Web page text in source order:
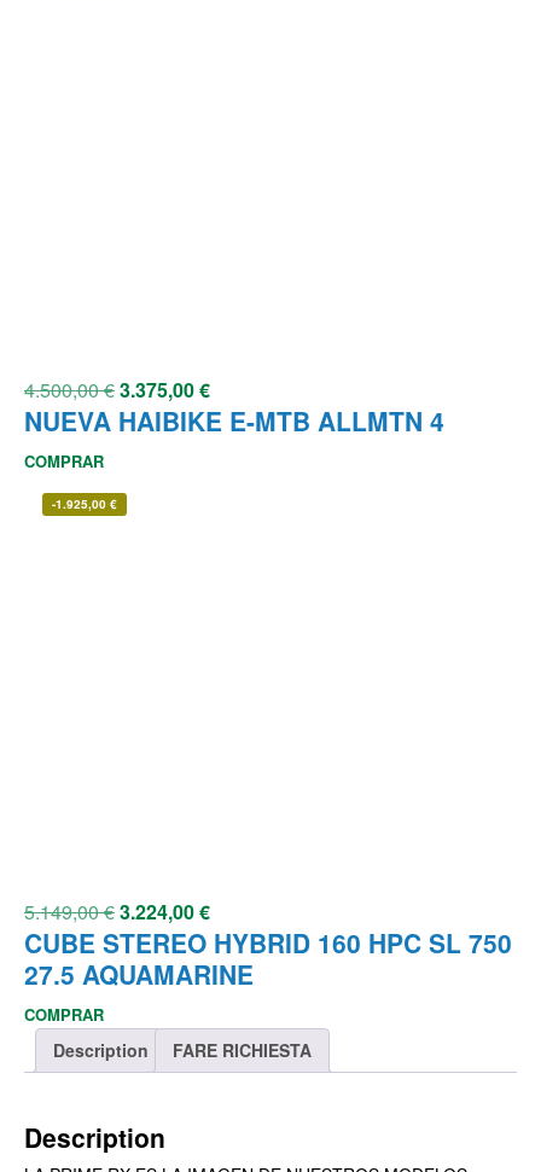
4.500,00€3.375,00€
NUEVA HAIBIKE E-MTB ALLMTN 4
COMPRAR
-1.925,00 €
5.149,00€3.224,00€
CUBE STEREO HYBRID 160 HPC SL 750
27.5 AQUAMARINE
COMPRAR
Description FARE RICHIESTA
Description